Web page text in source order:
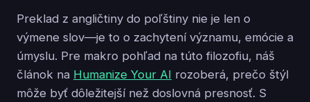
Preklad z angličtiny do poľštiny nie je len o
výmene slov—je to o zachytení významu, emócie a
úmyslu. Pre makro pohľad na túto filozofiu, náš
článok na Humanize Your AI rozoberá, prečo štýl
môže byť dôležitejší než doslovná presnosť. S